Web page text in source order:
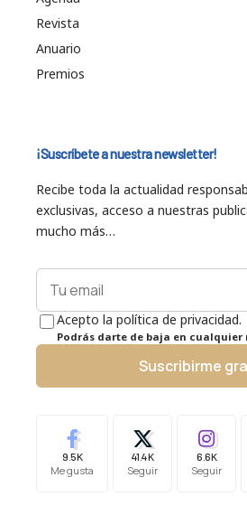
Revista
Anuario
Premios
¡Suscríbete a nuestra newsletter!
Recibe toda la actualidad
exclusivas, acceso a nuestras
mucho más…
Acepto la política de privacidad.
Podrás darte de baja en cualquier
Suscribirme
9.5K
Me gusta
41.4K
Seguir
6.6K
Seguir